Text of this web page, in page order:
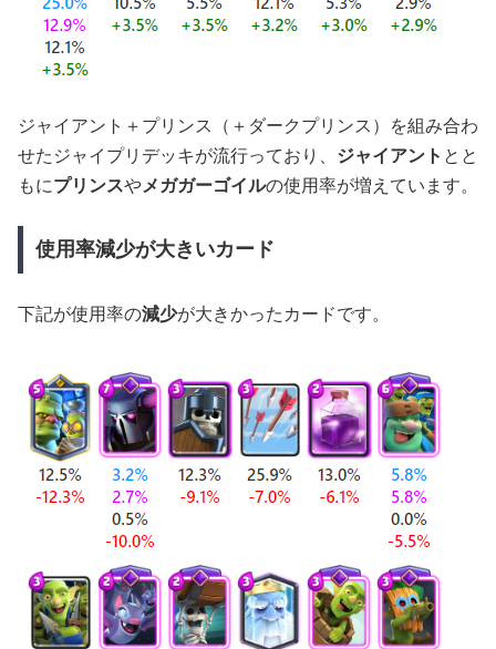
ジャイアント＋プリンス（＋ダークプリンス）を組み合わ
せたジャイプリデッキが流行っており、 ジャイアント とと
もにプリンスやメガガーゴイルの使用率が増えています。
使用率減少が大きいカード
下記が使用率の減少が大きかったカードです。